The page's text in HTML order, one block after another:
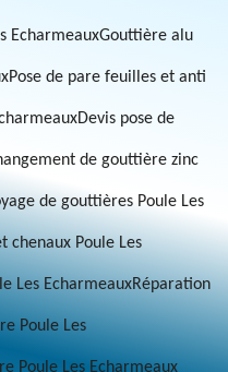
EcharmeauxGouttière alu
Pose de pare feuilles et anti
Devis pose de
de gouttière zinc
de gouttières Poule Les
chenaux Poule Les
Les EcharmeauxRéparation
Poule Les
Poule Les Echarmeaux